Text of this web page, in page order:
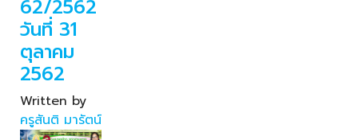
62/2562
วันที่ 31
ตุลาคม
2562
Written by
ครูสันติ มารัตน์